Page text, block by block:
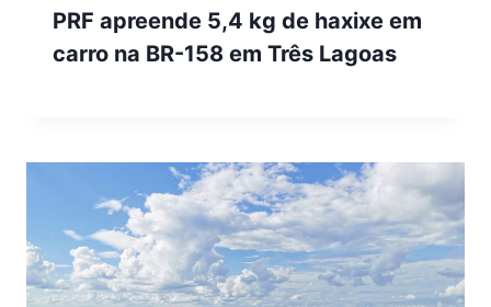
PRF apreende 5,4 kg de haxixe em
carro na BR-158 em Três Lagoas